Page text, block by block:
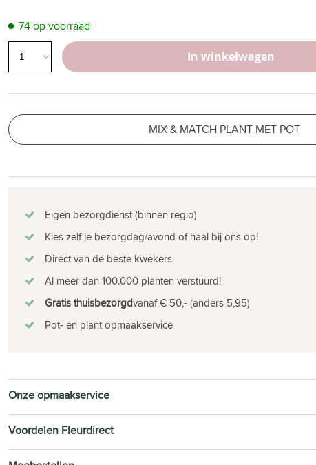
74 op voorraad
In winkelwagen
MIX & MATCH PLANT MET POT
Eigen bezorgdienst (binnen regio)
Kies zelf je bezorgdag/avond of haal bij ons op!
Direct van de beste kwekers
Al meer dan 100.000 planten verstuurd!
Gratis thuisbezorgdvanaf € 50,- (anders 5,95)
Pot- en plant opmaakservice
Onze opmaakservice
Voordelen Fleurdirect